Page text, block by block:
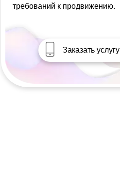
требований к продвижению.
Заказать услугу